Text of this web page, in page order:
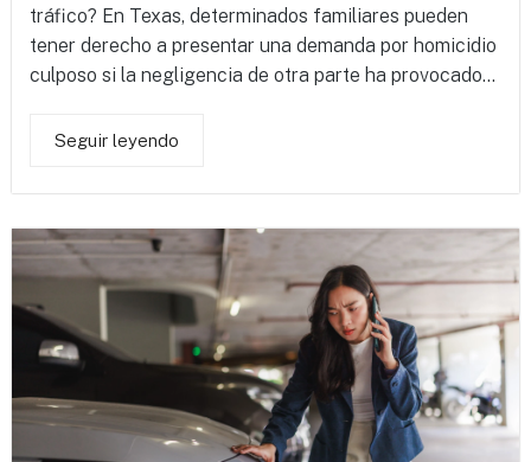
tráfico? En Texas, determinados familiares pueden
tener derecho a presentar una demanda por homicidio
culposo si la negligencia de otra parte ha provocado...
Seguir leyendo